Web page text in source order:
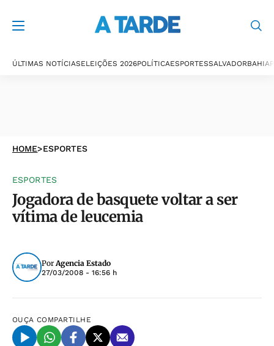
ÚLTIMAS NOTÍCIASELEIÇÕES 2026POLÍTICAESPORTESSALVADORBAHIA
HOME>ESPORTES
ESPORTES
Jogadora de basquete voltar a ser
vítima de leucemia
PorAgencia Estado
27/03/2008 - 16:56 h
OUÇA COMPARTILHE